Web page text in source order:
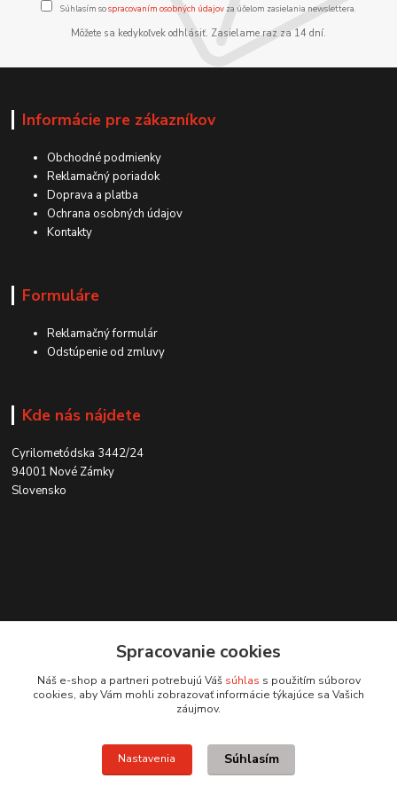
Súhlasím sospracovaním osobných údajov za účelom zasielania newslettera.
Môžete sa kedykoľvek odhlásiť. Zasielame raz za 14 dní.
Informácie pre zákazníkov
Obchodné podmienky
Reklamačný poriadok
Doprava a platba
Ochrana osobných údajov
Kontakty
Formuláre
Reklamačný formulár
Odstúpenie od zmluvy
Kde nás nájdete
Cyrilometódska 3442/24
94001 Nové Zámky
Slovensko
0915 707 737
(Po-Pia, 8-15 hod.)
Spracovanie cookies
Náš e-shop a partneri potrebujú Váš súhlas s použitím súborov
cookies, aby Vám mohli zobrazovať informácie týkajúce sa Vašich
záujmov.
Nastavenia Súhlasím